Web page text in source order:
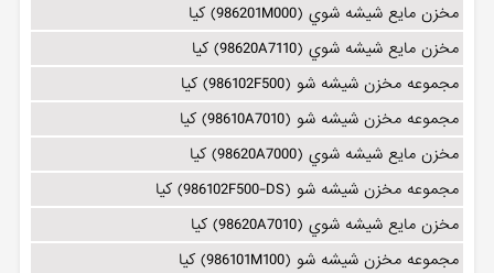
مخزن مايع شيشه شوي (986201M000) کیا
مخزن مايع شيشه شوي (98620A7110) کیا
مجموعه مخزن شيشه شو (986102F500) کیا
مجموعه مخزن شيشه شو (98610A7010) کیا
مخزن مايع شيشه شوي (98620A7000) کیا
مجموعه مخزن شيشه شو (986102F500-DS) کیا
مخزن مايع شيشه شوي (98620A7010) کیا
مجموعه مخزن شيشه شو (986101M100) کیا